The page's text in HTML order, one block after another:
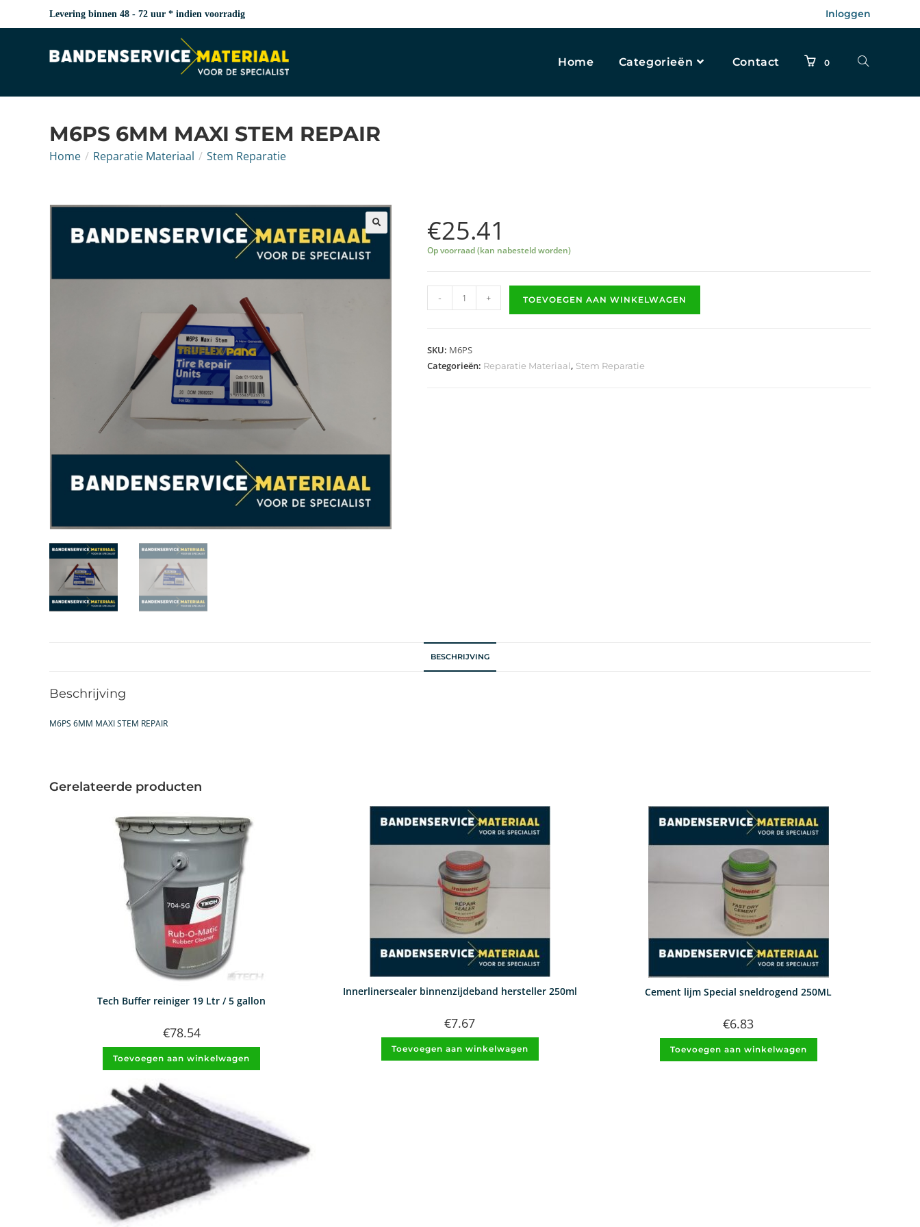
Levering binnen 48 - 72 uur * indien voorradig Inloggen
Home Categorieën Contact 0
M6PS 6MM MAXI STEM REPAIR
Home / Reparatie Materiaal / Stem Reparatie
€25.41
Op voorraad (kan nabesteld worden)
- + TOEVOEGEN AAN WINKELWAGEN
SKU: M6PS
Categorieën: Reparatie Materiaal, Stem Reparatie
BESCHRIJVING
Beschrijving
M6PS 6MM MAXI STEM REPAIR
Gerelateerde producten
Tech Buffer reiniger 19 Ltr / 5 gallon
€78.54
Toevoegen aan winkelwagen
Innerlinersealer binnenzijdeband hersteller 250ml
€7.67
Toevoegen aan winkelwagen
Cement lijm Special sneldrogend 250ML
€6.83
Toevoegen aan winkelwagen